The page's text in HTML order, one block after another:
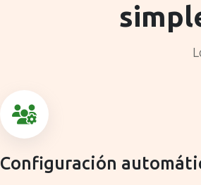
Configuración